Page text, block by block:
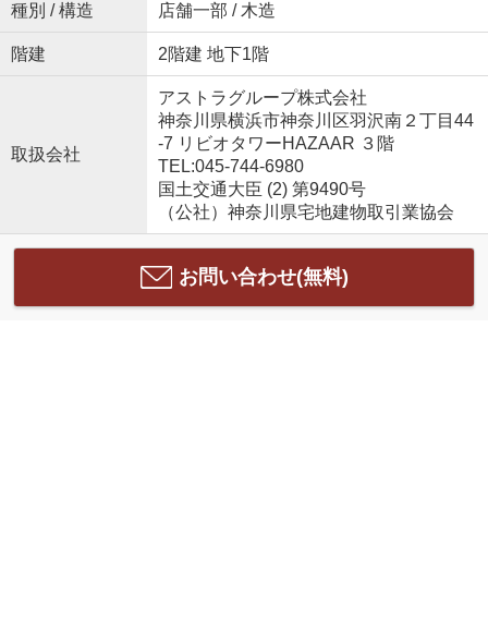
種別 / 構造 店舗一部 / 木造
階建 2階建 地下1階
取扱会社
アストラグループ株式会社
神奈川県横浜市神奈川区羽沢南２丁目44
-7 リビオタワーHAZAAR ３階
TEL:045-744-6980
国土交通大臣 (2) 第9490号
（公社）神奈川県宅地建物取引業協会
お問い合わせ(無料)